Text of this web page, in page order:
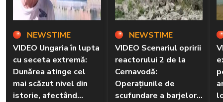
NEWSTIME
VIDEO Ungaria în lupta
cu seceta extremă:
Dunărea atinge cel
mai scăzut nivel din
istorie, afectând
NEWSTIME
VIDEO Scenariul opririi
reactorului 2 de la
Cernavodă:
Operațiunile de
scufundare a barjelor